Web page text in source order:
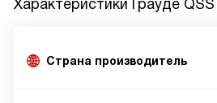
Характеристики Грауде
Страна производитель